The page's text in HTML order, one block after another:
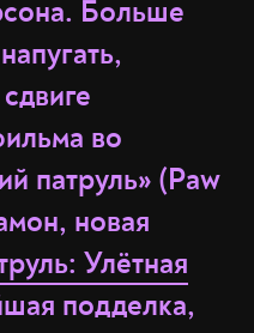
Больше
во
патруль» (Paw
новая
Улётная
подделка,